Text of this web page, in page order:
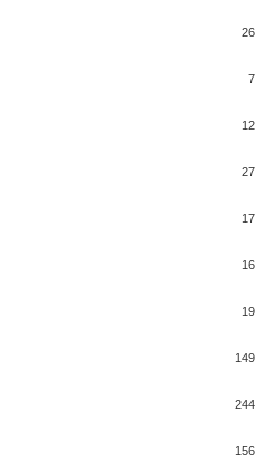
26
7
12
27
17
16
19
149
244
156